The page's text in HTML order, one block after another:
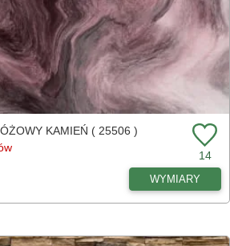
KAMIEŃ ( 25506 )
14
WYMIARY